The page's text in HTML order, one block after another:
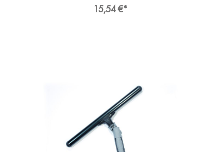
GmbH, Piepersberg 44, 42653
SolingenDeutschlandKontakt:E-Mail:
15,54 €*